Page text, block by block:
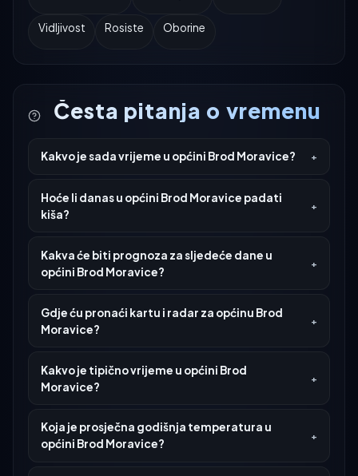
Vidljivost Rosiste Oborine
Česta pitanja o vremenu
Kakvo je sada vrijeme u općini Brod Moravice?
Hoće li danas u općini Brod Moravice padati
kiša?
Kakva će biti prognoza za sljedeće dane u
općini Brod Moravice?
Gdje ću pronaći kartu i radar za općinu Brod
Moravice?
Kakvo je tipično vrijeme u općini Brod
Moravice?
Koja je prosječna godišnja temperatura u
općini Brod Moravice?